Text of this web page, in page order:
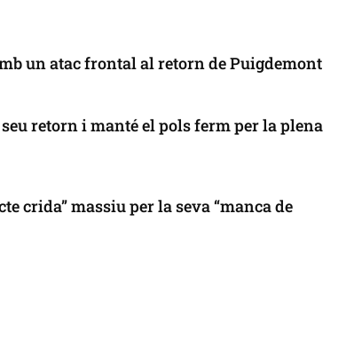
un atac frontal al retorn de Puigdemont
retorn i manté el pols ferm per la plena
crida” massiu per la seva “manca de